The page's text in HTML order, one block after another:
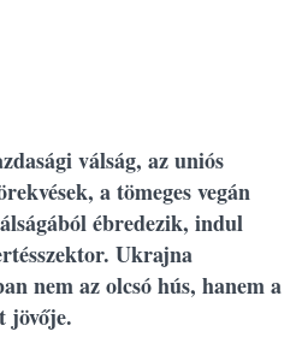
válság, az uniós
a tömeges vegán
ébredezik, indul
Ukrajna
nem az olcsó hús, hanem a
jövője.